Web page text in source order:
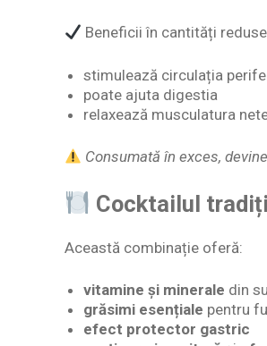
Beneficii în cantități
stimulează circulația
poate ajuta digestia
relaxează musculatura
Consumată în exces,
Cocktailul
Această combinație oferă:
vitamine și minerale din
grăsimi esențiale pentru
efect protector gastric